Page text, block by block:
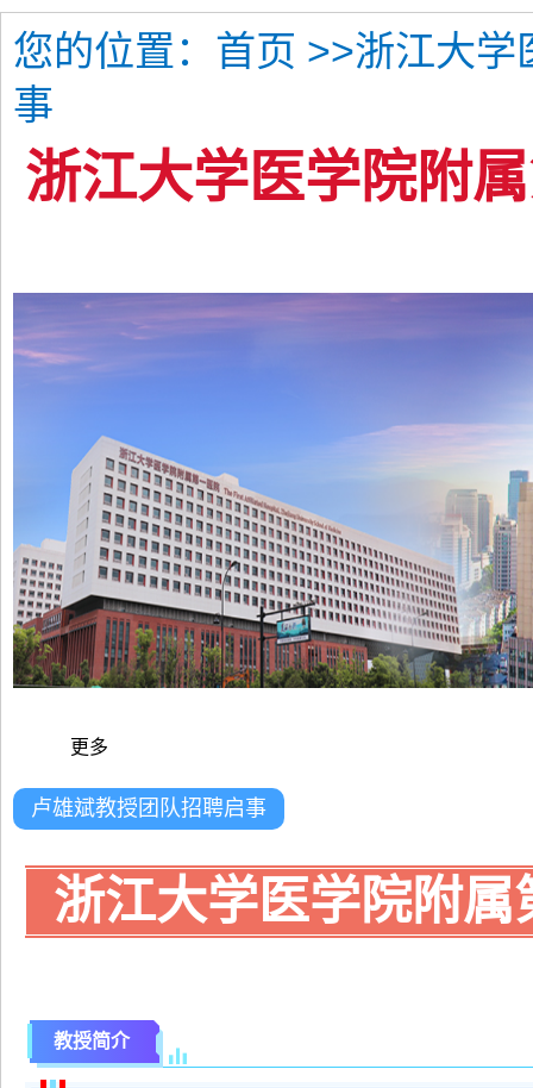
您的位置： 首页 >>浙江大学
事
浙江大学医学院附
更多
卢雄斌教授团队招聘启事
浙江大学医学院附
教授简介